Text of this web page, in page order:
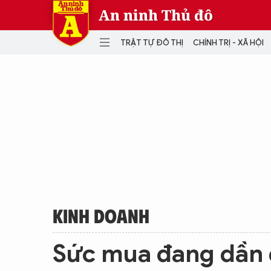
An ninh Thủ đô
TRẬT TỰ ĐÔ THỊ CHÍNH TRỊ - XÃ HỘI
KINH DOANH
Sức mua đang